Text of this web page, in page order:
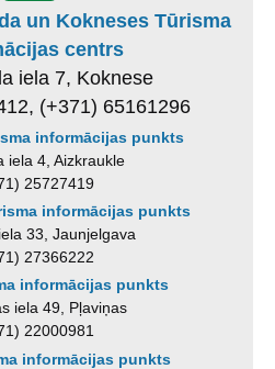
un Kokneses Tūrisma
centrs
iela 7, Koknese
(+371) 65161296
informācijas punkts
iela 4, Aizkraukle
25727419
informācijas punkts
33, Jaunjelgava
27366222
informācijas punkts
iela 49, Pļaviņas
22000981
informācijas punkts